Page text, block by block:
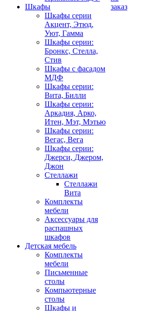
Шкафы
Шкафы серии
Акцент, Этюд,
Уют, Гамма
Шкафы серии:
Бронкс, Стелла,
Стив
Шкафы с фасадом
МДФ
Шкафы серии:
Вита, Билли
Шкафы серии:
Аркадия, Арко,
Итен, Мэт, Мэтью
Шкафы серии:
Вегас, Вега
Шкафы серии:
Джерси, Джером,
Джон
Стеллажи
Стеллажи
Вита
Комплекты
мебели
Аксессуары для
распашных
шкафов
Детская мебель
Комплекты
мебели
Письменные
столы
Компьютерные
столы
Шкафы и
заказ